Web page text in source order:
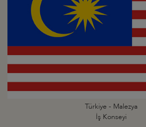
Türkiye - Malezya
İş Konseyi